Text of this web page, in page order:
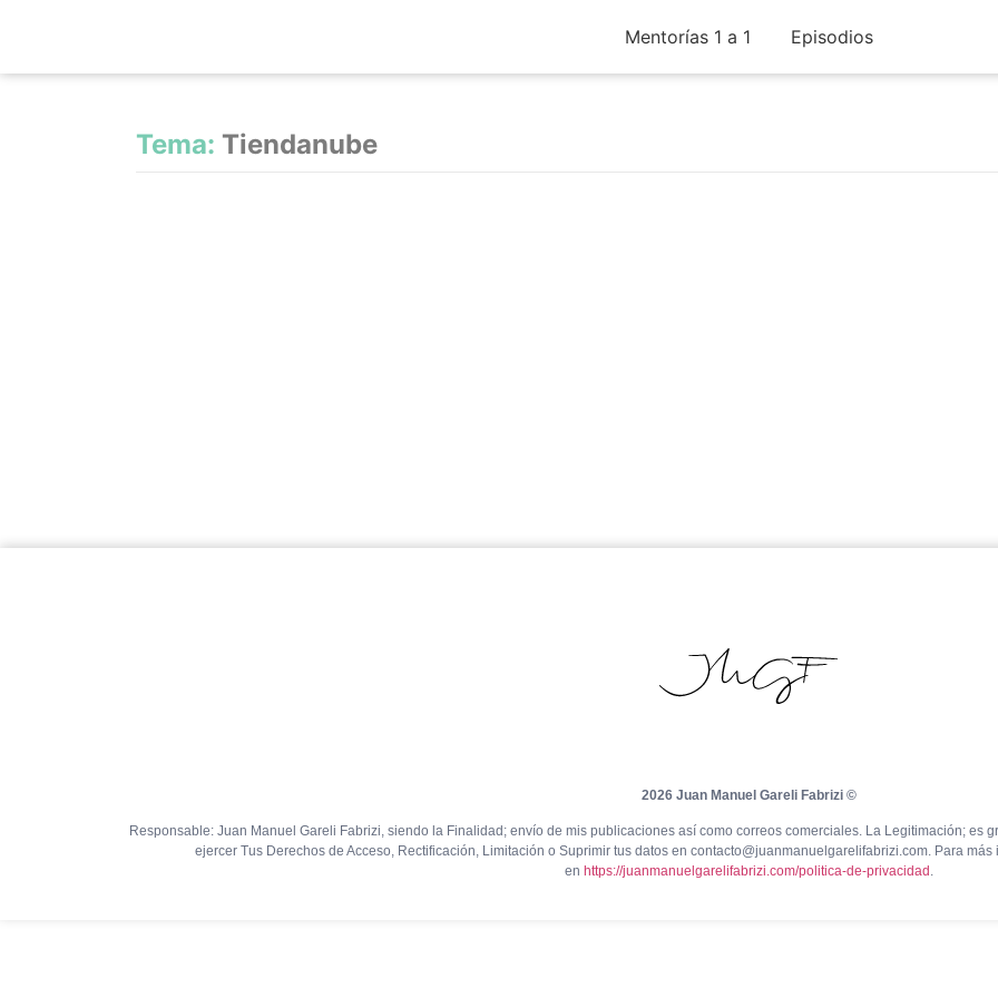
Mentorías 1 a 1 Episodios
Tema: Tiendanube
2026 Juan Manuel Gareli Fabrizi ©
Responsable: Juan Manuel Gareli Fabrizi, siendo la Finalidad; envío de mis publicaciones así como correos comerciales. La Legitimación; es
ejercer Tus Derechos de Acceso, Rectificación, Limitación o Suprimir tus datos en contacto@juanmanuelgarelifabrizi.com. Para
en https://juanmanuelgarelifabrizi.com/politica-de-privacidad .